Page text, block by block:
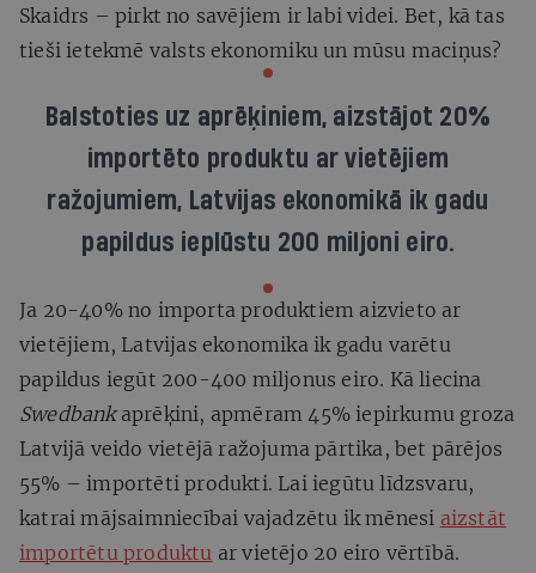
Skaidrs – pirkt no savējiem ir labi videi. Bet, kā tas
tieši ietekmē valsts ekonomiku un mūsu maciņus?
Balstoties uz aprēķiniem, aizstājot 20%
importēto produktu ar vietējiem
ražojumiem, Latvijas ekonomikā ik gadu
papildus ieplūstu 200 miljoni eiro.
Ja 20-40% no importa produktiem aizvieto ar
vietējiem, Latvijas ekonomika ik gadu varētu
papildus iegūt 200-400 miljonus eiro. Kā liecina
Swedbankaprēķini, apmēram 45% iepirkumu groza
Latvijā veido vietējā ražojuma pārtika, bet pārējos
55% – importēti produkti. Lai iegūtu līdzsvaru,
katrai mājsaimniecībai vajadzētu ik mēnesi aizstāt
importētu produktu ar vietējo 20 eiro vērtībā.